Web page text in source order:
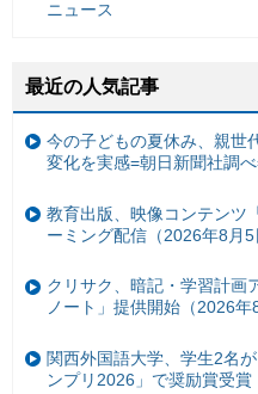
ニュース
最近の人気記事
今の子どもの夏休み、親世
変化を実感=朝日新聞社調
教育出版、映像コンテンツ
ーミング配信（2026年8月5
クリサク、暗記・学習計画
ノート」提供開始（2026年
関西外国語大学、学生2名
ンプリ2026」で奨励賞受賞